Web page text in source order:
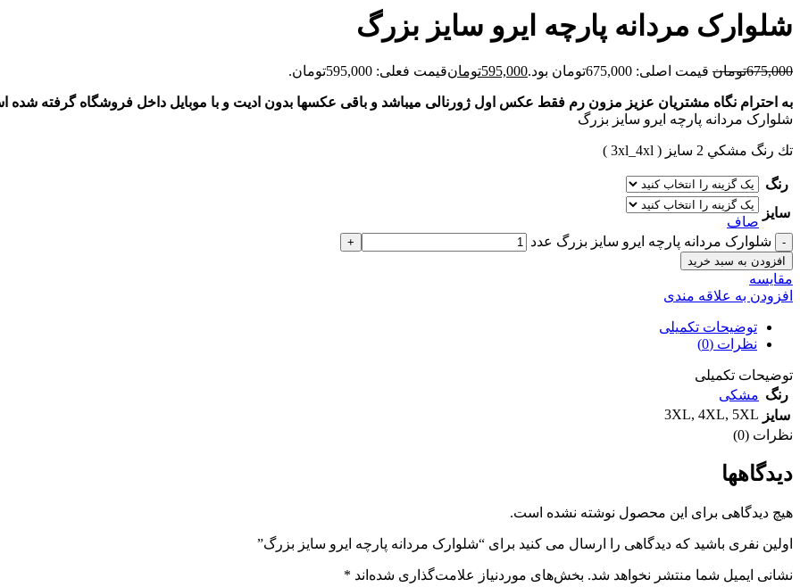
شلوارک مردانه پارچه ایرو سايز بزرگ
675,000تومان قیمت اصلی: 675,000تومان بود. 595,000تومانقیمت فعلی: 595,000تومان.
به احترام نگاه مشتریان عزیز مزون رم فقط عکس اول ژورنالی میباشد و باقی عکسها بدون ادیت و با موبایل داخل فروشگاه گرفته شده
شلوارک مردانه پارچه ایرو سايز بزرگ
تك رنگ مشكي 2 سايز ( 3xl_4xl )
رنگ
سایز
صاف
شلوارک مردانه پارچه ایرو سايز بزرگ عدد
افزودن به سبد خرید
مقايسه
افزودن به علاقه مندی
توضیحات تکمیلی
نظرات (0)
توضیحات تکمیلی
رنگ مشکی
سایز
3XL, 4XL, 5XL
نظرات (0)
دیدگاهها
هیچ دیدگاهی برای این محصول نوشته نشده است.
اولین نفری باشید که دیدگاهی را ارسال می کنید برای “شلوارک مردانه پارچه ایرو سايز بزرگ”
نشانی ایمیل شما منتشر نخواهد شد. بخش‌های موردنیاز علامت‌گذاری شده‌اند *